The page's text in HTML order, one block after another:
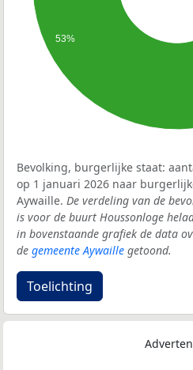
53%
Bevolking, burgerlijke staat:
op 1 januari 2026 naar
Aywaille. De verdeling van de
is voor de buurt Houssonloge
in bovenstaande grafiek de data
de gemeente Aywaille getoond.
Toelichting